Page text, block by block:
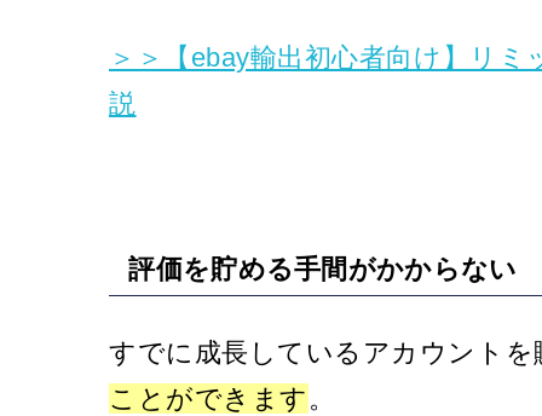
＞＞【ebay輸出初心者向け】リ
説
評価を貯める手間がかからない
すでに成長しているアカウント
ことができます 。